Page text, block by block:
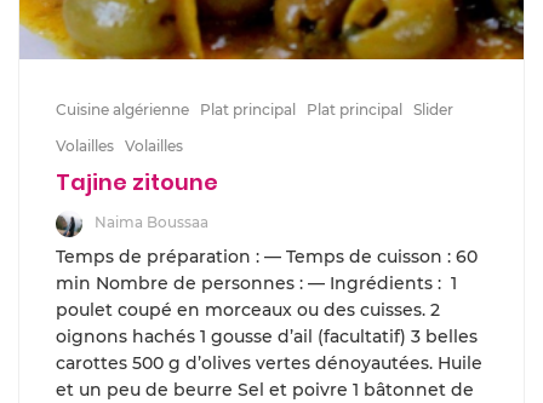
Cuisine algérienne Plat principal Plat principal
Slider
Volailles Volailles
Tajine zitoune
Naima Boussaa
Temps de préparation : — Temps de cuisson : 60
min Nombre de personnes : — Ingrédients : 1
poulet coupé en morceaux ou des cuisses. 2
oignons hachés 1 gousse d’ail (facultatif) 3 belles
carottes 500 g d’olives vertes dénoyautées. Huile
et un peu de beurre Sel et poivre 1 bâtonnet de